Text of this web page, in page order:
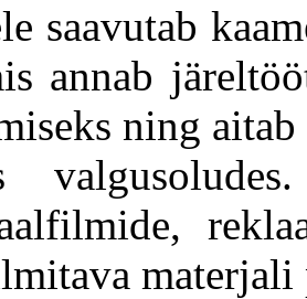
saavutab
annab
ning